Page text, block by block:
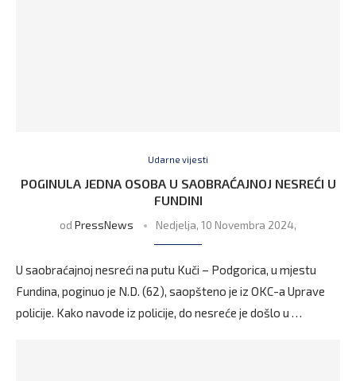
Udarne vijesti
POGINULA JEDNA OSOBA U SAOBRAĆAJNOJ NESREĆI U
FUNDINI
od PressNews Nedjelja, 10 Novembra 2024,
U saobraćajnoj nesreći na putu Kuči – Podgorica, u mjestu
Fundina, poginuo je N.D. (62), saopšteno je iz OKC-a Uprave
policije. Kako navode iz policije, do nesreće je došlo u …